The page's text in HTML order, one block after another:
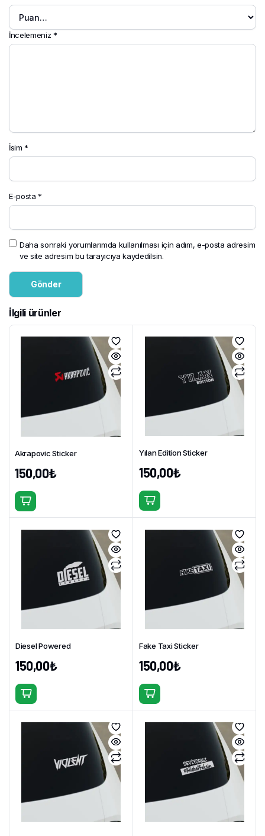
İncelemeniz *
İsim *
E-posta *
Daha sonraki yorumlarımda kullanılması için adım, e-posta adresim
ve site adresim bu tarayıcıya kaydedilsin.
İlgili ürünler
Akrapovic Sticker
150,00₺
Bu
ürünün
varyasyonu
ürün
Yılan Edition Sticker
150,00₺
Bu
ürünün
ürün
Diesel Powered
150,00₺
Bu
ürünün
varyasyonu
ürün
Fake Taxi Sticker
150,00₺
Bu
ürünün
ürün